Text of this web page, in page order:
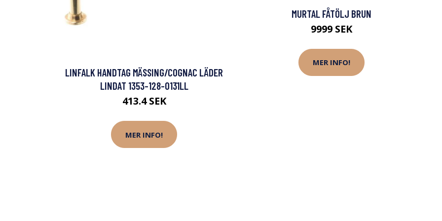
LINFALK HANDTAG MÄSSING/COGNAC LÄDER
LINDAT 1353-128-0131LL
413.4 SEK
MER INFO!
MURTAL FÅTÖLJ BRUN
9999 SEK
MER INFO!